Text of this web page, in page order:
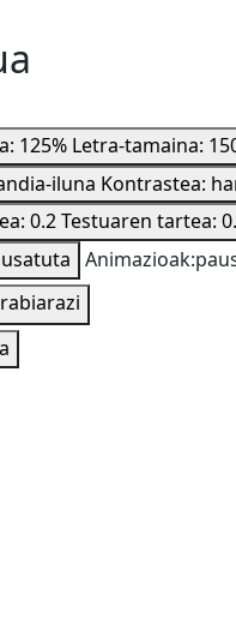
125% Letra-tamaina:
iluna Kontrastea:
0.2Testuaren tartea: